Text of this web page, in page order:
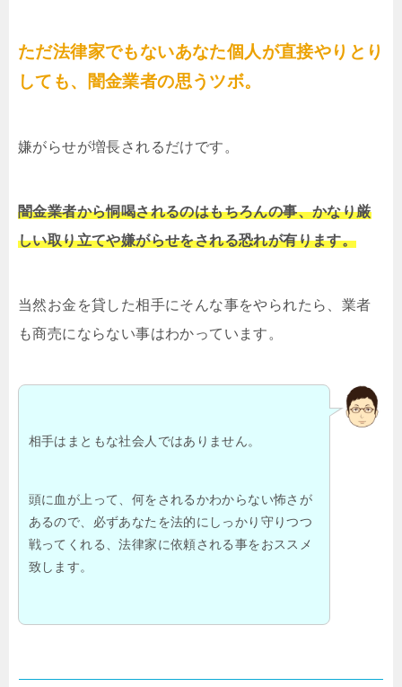
ただ法律家でもないあなた個人が直接やりとり
しても、闇金業者の思うツボ。
嫌がらせが増長されるだけです。
闇金業者から恫喝されるのはもちろんの事、かなり厳
しい取り立てや嫌がらせをされる恐れが有ります。
当然お金を貸した相手にそんな事をやられたら、業者
も商売にならない事はわかっています。
相手はまともな社会人ではありません。
頭に血が上って、何をされるかわからない怖さが
あるので、必ずあなたを法的にしっかり守りつつ
戦ってくれる、法律家に依頼される事をおススメ
致します。